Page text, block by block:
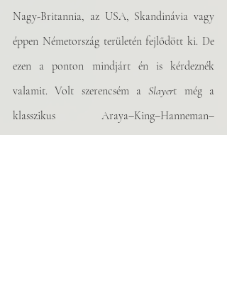
Nagy-Britannia, az USA, Skandinávia vagy
éppen Németország területén fejlődött ki. De
ezen a ponton mindjárt én is kérdeznék
valamit. Volt szerencsém a Slayert még a
klasszikus Araya–King–Hanneman–